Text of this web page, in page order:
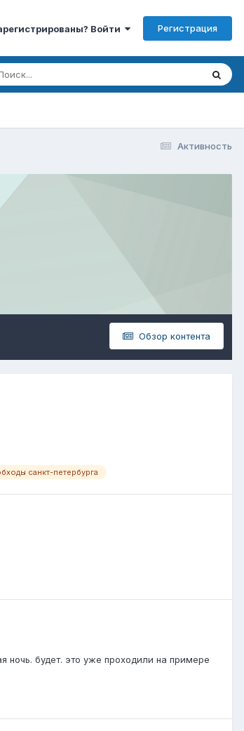
Войти Регистрация
Активность
Обзор контента
санкт-петербурга
ночь. будет. это уже проходили на примере